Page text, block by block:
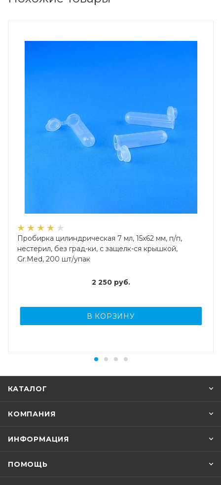
Пробирка цилиндрическая 7 мл, 15х62 мм, п/п,
нестерил, без град-ки, с защелк-ся крышкой,
Gr.Med, 200 шт/упак
2 250руб.
В КОРЗИНУ
КАТАЛОГ
КОМПАНИЯ
ИНФОРМАЦИЯ
ПОМОЩЬ